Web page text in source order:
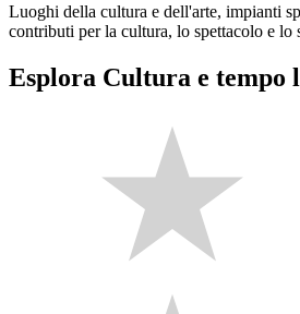
Luoghi della cultura e dell'arte, impianti
contributi per la cultura, lo spettacolo e lo
Esplora Cultura e tempo